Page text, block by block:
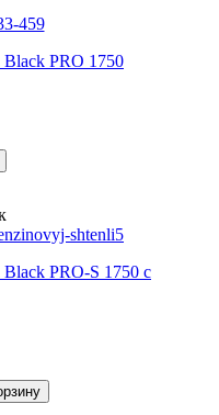
Black PRO 1750
PRO-S 1750 с